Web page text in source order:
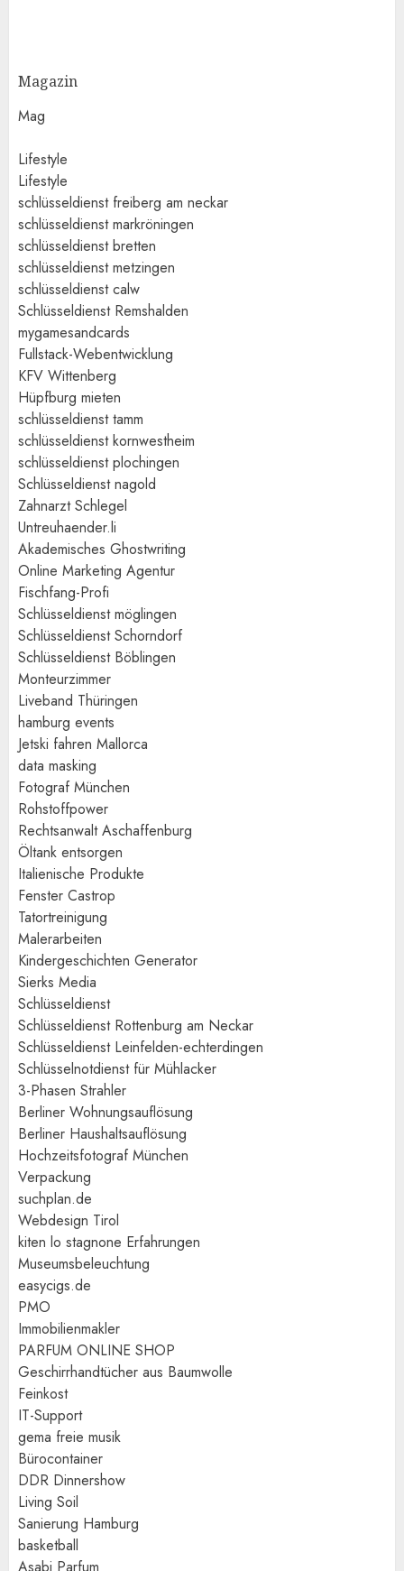
Magazin
Mag
Lifestyle
Lifestyle
schlüsseldienst freiberg am neckar
schlüsseldienst markröningen
schlüsseldienst bretten
schlüsseldienst metzingen
schlüsseldienst calw
Schlüsseldienst Remshalden
mygamesandcards
Fullstack-Webentwicklung
KFV Wittenberg
Hüpfburg mieten
schlüsseldienst tamm
schlüsseldienst kornwestheim
schlüsseldienst plochingen
Schlüsseldienst nagold
Zahnarzt Schlegel
Untreuhaender.li
Akademisches Ghostwriting
Online Marketing Agentur
Fischfang-Profi
Schlüsseldienst möglingen
Schlüsseldienst Schorndorf
Schlüsseldienst Böblingen
Monteurzimmer
Liveband Thüringen
hamburg events
Jetski fahren Mallorca
data masking
Fotograf München
Rohstoffpower
Rechtsanwalt Aschaffenburg
Öltank entsorgen
Italienische Produkte
Fenster Castrop
Tatortreinigung
Malerarbeiten
Kindergeschichten Generator
Sierks Media
Schlüsseldienst
Schlüsseldienst Rottenburg am Neckar
Schlüsseldienst Leinfelden-echterdingen
Schlüsselnotdienst für Mühlacker
3-Phasen Strahler
Berliner Wohnungsauflösung
Berliner Haushaltsauflösung
Hochzeitsfotograf München
Verpackung
suchplan.de
Webdesign Tirol
kiten lo stagnone Erfahrungen
Museumsbeleuchtung
easycigs.de
PMO
Immobilienmakler
PARFUM ONLINE SHOP
Geschirrhandtücher aus Baumwolle
Feinkost
IT-Support
gema freie musik
Bürocontainer
DDR Dinnershow
Living Soil
Sanierung Hamburg
basketball